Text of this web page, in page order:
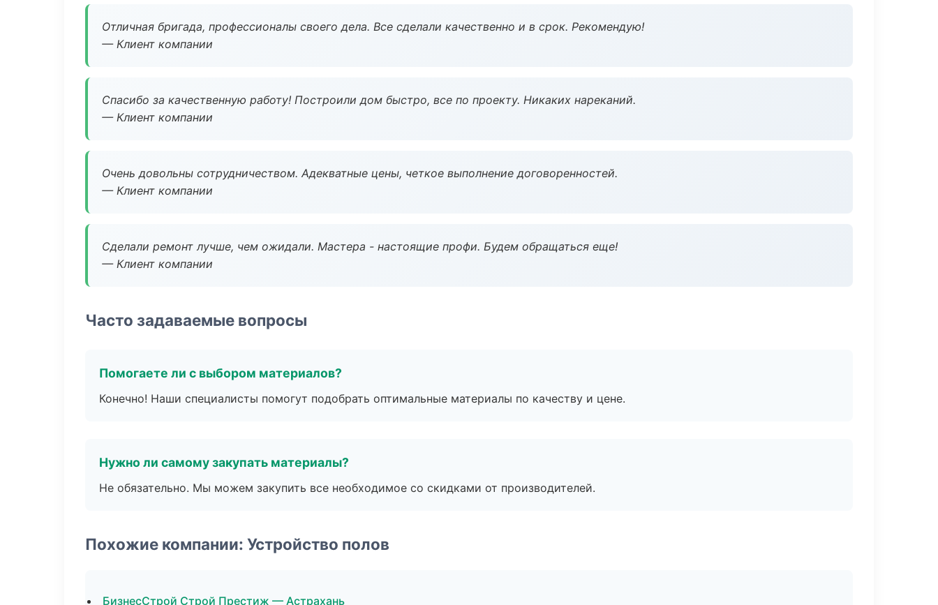
Отличная бригада, профессионалы своего дела. Все сделали качественно и в срок. Рекомендую!
— Клиент компании
Спасибо за качественную работу! Построили дом быстро, все по проекту. Никаких нареканий.
— Клиент компании
Очень довольны сотрудничеством. Адекватные цены, четкое выполнение договоренностей.
— Клиент компании
Сделали ремонт лучше, чем ожидали. Мастера - настоящие профи. Будем обращаться еще!
— Клиент компании
Часто задаваемые вопросы
Помогаете ли с выбором материалов?
Конечно! Наши специалисты помогут подобрать оптимальные материалы по качеству и цене.
Нужно ли самому закупать материалы?
Не обязательно. Мы можем закупить все необходимое со скидками от производителей.
Похожие компании: Устройство полов
БизнесСтрой Строй Престиж — Астрахань